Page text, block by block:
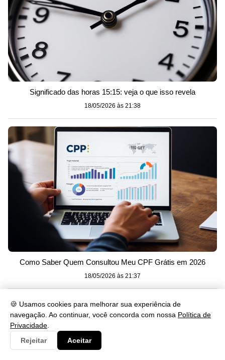
🍪 Usamos cookies para melhorar sua experiência de
navegação. Ao continuar, você concorda com nossa Política de
Privacidade
Rejeitar
Aceitar
Significado das horas 15:15: veja o que isso revela
18/05/2026 às 21:38
Como Saber Quem Consultou Meu CPF Grátis em 2026
18/05/2026 às 21:37